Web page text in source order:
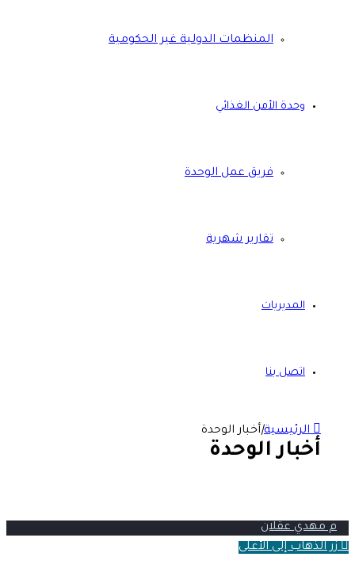
المنظمات الدولية غير الحكومية
وحدة الأمن الغذائي
فريق عمل الوحدة
تقارير شهرية
المديريات
اتصل بنا
الرئيسية|أخبار الوحدة
أخبار الوحدة
م مهدي عقلان
زر الذهاب إلى الأعلى